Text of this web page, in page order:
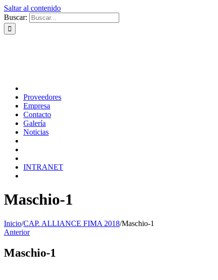
Saltar al contenido
Buscar:
Proveedores
Empresa
Contacto
Galería
Noticias
INTRANET
Maschio-1
Inicio/CAP. ALLIANCE FIMA 2018/Maschio-1
Anterior
Maschio-1